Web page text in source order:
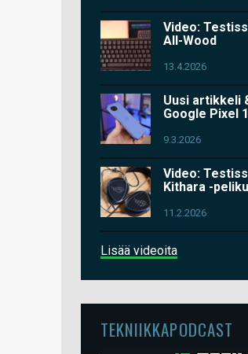
Video:
All-Wood
13.4.2026
Uusi artikkeli
Google Pixel
9.3.2026
Video:
Kithara -
11.2.2026
Lisää videoita
TEKNIIKKAPODCAST